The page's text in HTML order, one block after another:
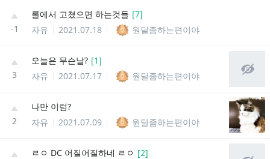
-1
롤에서 고쳤으면 하는것들 [7]
자유
2021.07.18 원딜좀하는편이야
3
오늘은 무슨날? [1]
자유
2021.07.17 원딜좀하는편이야
2
나만 이럼?
자유
2021.07.09 원딜좀하는편이야
ㄹㅇ DC 어질어질하네 ㄹㅇ [2]